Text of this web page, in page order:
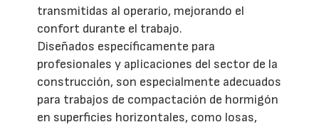
transmitidas al operario, mejorando el
confort durante el trabajo.
Diseñados específicamente para
profesionales y aplicaciones del sector de la
construcción, son especialmente adecuados
para trabajos de compactación de hormigón
en superficies horizontales, como losas,